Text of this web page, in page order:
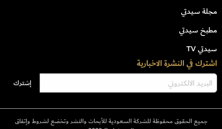
مجلة سيدتي
مطبخ سيدتي
سيدتي TV
اشترك في النشرة الاخبارية
جميع الحقوق محفوظة للشركة السعودية للأبحاث والنشر وتخضع لشروط وإتفاق